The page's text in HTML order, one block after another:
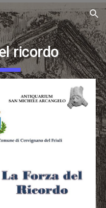
Skip to navigation
ricordo